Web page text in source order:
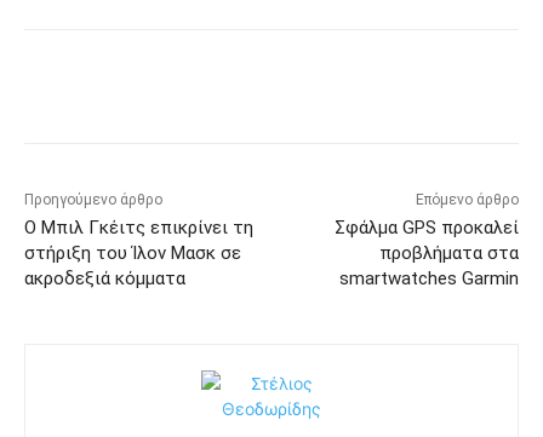
Προηγούμενο άρθρο
Ο Μπιλ Γκέιτς επικρίνει τη
στήριξη του Ίλον Μασκ σε
ακροδεξιά κόμματα
Επόμενο άρθρο
Σφάλμα GPS προκαλεί
προβλήματα στα
smartwatches Garmin